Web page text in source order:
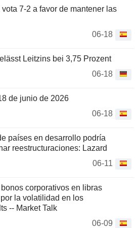
7-2 a favor de mantener las
06-18
Leitzins bei 3,75 Prozent
06-18
de junio de 2026
06-18
países en desarrollo podría
reestructuraciones: Lazard
06-11
corporativos en libras
la volatilidad en los
-- Market Talk
06-09